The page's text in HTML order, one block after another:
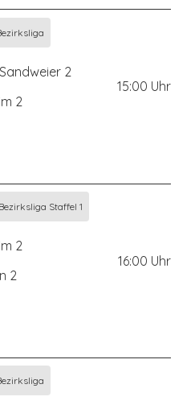
2
2
15:00 Uhr
Staffel 1
2
2
16:00 Uhr